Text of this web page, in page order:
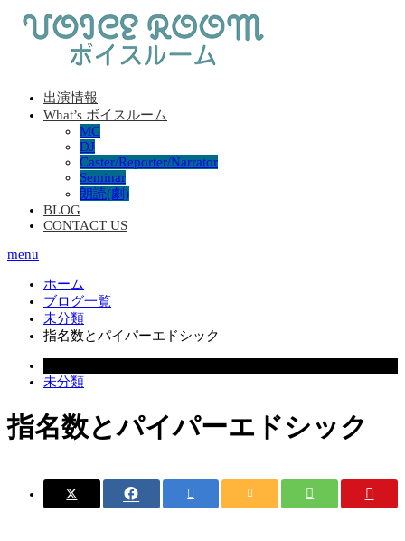
出演情報
What’s ボイスルーム
MC
DJ
Caster/Reporter/Narrator
Seminar
朗読(劇)
BLOG
CONTACT US
menu
ホーム
ブログ一覧
未分類
指名数とパイパーエドシック
未分類
指名数とパイパーエドシック